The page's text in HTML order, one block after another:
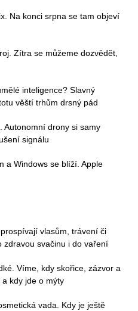
Na konci srpna se tam objeví
Zítra se můžeme dozvědět,
inteligence? Slavný
věští trhům drsný pád
Autonomní drony si samy
signálu
a Windows se blíží. Apple
vlasům, trávení či
zdravou svačinu i do vaření
Víme, kdy skořice, zázvor a
kdy jde o mýty
vada. Kdy je ještě